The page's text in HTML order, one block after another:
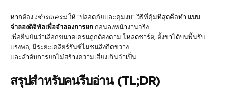
หากต้อง เช่ารถเครนให้ “ปลอดภัยและคุมงบ” วิธีที่คุ้มที่สุดคือทำ แบบ
จำลองดิจิทัลเพื่อจำลองการยก ก่อนลงหน้างานจริง
เพื่อยืนยันว่าเลือกขนาดเครนถูกต้องตาม โหลดชาร์ต, ตั้งขาได้บนพื้นรับ
แรงพอ, มีระยะเคลียร์รันซ์ไม่ชนสิ่งกีดขวาง
และลำดับการยกไม่สร้างความเสี่ยงเกินจำเป็น
สรุปสำหรับคนรีบอ่าน (TL;DR)